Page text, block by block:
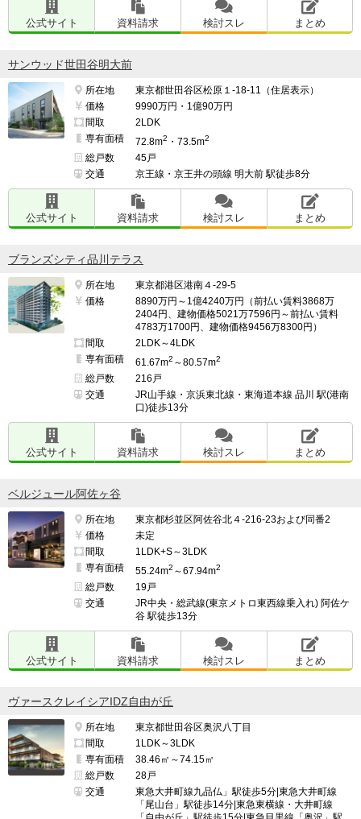
公式サイト 資料請求 検討スレ まとめ
サンウッド世田谷明大前
所在地
東京都世田谷区松原１-18-11（住居表示）
価格
9990万円・1億90万円
間取
2LDK
専有面積
72.8m2 ・73.5m2
総戸数
45戸
交通
京王線・京王井の頭線 明大前 駅徒歩8分
公式サイト 資料請求 検討スレ まとめ
ブランズシティ品川テラス
所在地
東京都港区港南４-29-5
価格
8890万円～1億4240万円（前払い賃料3868万
2404円、建物価格5021万7596円～前払い賃料
4783万1700円、建物価格9456万8300円）
間取
2LDK～4LDK
専有面積
61.67m2 ～80.57m2
総戸数
216戸
交通
JR山手線・京浜東北線・東海道本線 品川 駅(港南
口)徒歩13分
公式サイト 資料請求 検討スレ まとめ
ベルジュール阿佐ヶ谷
所在地
東京都杉並区阿佐谷北４-216-23および同番2
価格
未定
間取
1LDK+S～3LDK
専有面積
55.24m2 ～67.94m2
総戸数
19戸
交通
JR中央・総武線(東京メトロ東西線乗入れ) 阿佐ケ
谷 駅徒歩13分
公式サイト 資料請求 検討スレ まとめ
ヴァースクレイシアIDZ自由が丘
所在地
東京都世田谷区奥沢八丁目
間取
1LDK～3LDK
専有面積
38.46㎡～74.15㎡
総戸数
28戸
交通
東急大井町線九品仏」駅徒歩5分|東急大井町線
「尾山台」駅徒歩14分|東急東横線・大井町線